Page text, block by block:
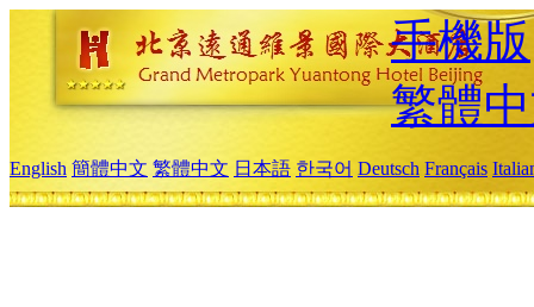
手機版
繁體
English 簡體中文 繁體中文 日本語 한국어 Deutsch Français